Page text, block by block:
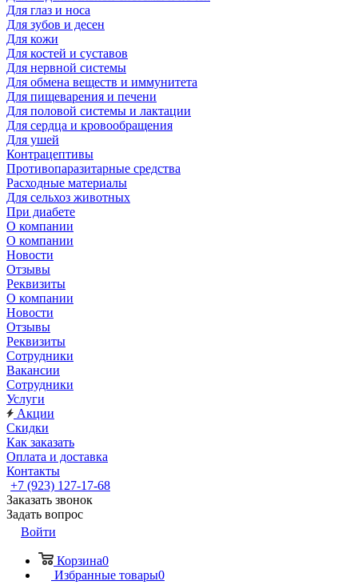
Для глаз и носа
Для зубов и десен
Для кожи
Для костей и суставов
Для нервной системы
Для обмена веществ и иммунитета
Для пищеварения и печени
Для половой системы и лактации
Для сердца и кровообращения
Для ушей
Контрацептивы
Противопаразитарные средства
Расходные материалы
Для сельхоз животных
При диабете
О компании
О компании
Новости
Отзывы
Реквизиты
О компании
Новости
Отзывы
Реквизиты
Сотрудники
Вакансии
Сотрудники
Услуги
Акции
Скидки
Как заказать
Оплата и доставка
Контакты
+7 (923) 127-17-68
Заказать звонок
Задать вопрос
Войти
Корзина0
Избранные товары0